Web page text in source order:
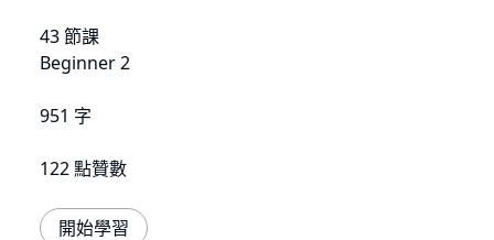
43 節課
Beginner 2
951 字
122 點贊數
開始學習